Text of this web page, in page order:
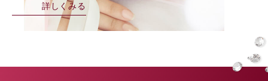
詳しくみる